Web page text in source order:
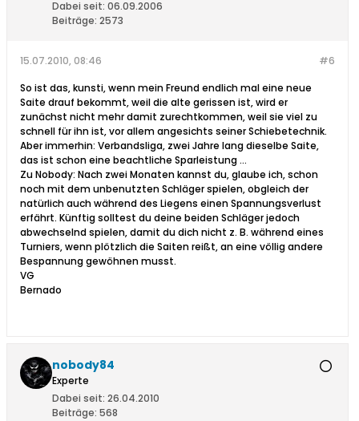
Dabei seit: 06.09.2006
Beiträge: 2573
#6
15.07.2010, 08:46
So ist das, kunsti, wenn mein Freund endlich mal eine neue
Saite drauf bekommt, weil die alte gerissen ist, wird er
zunächst nicht mehr damit zurechtkommen, weil sie viel zu
schnell für ihn ist, vor allem angesichts seiner Schiebetechnik.
Aber immerhin: Verbandsliga, zwei Jahre lang dieselbe Saite,
das ist schon eine beachtliche Sparleistung ...
Zu Nobody: Nach zwei Monaten kannst du, glaube ich, schon
noch mit dem unbenutzten Schläger spielen, obgleich der
natürlich auch während des Liegens einen Spannungsverlust
erfährt. Künftig solltest du deine beiden Schläger jedoch
abwechselnd spielen, damit du dich nicht z. B. während eines
Turniers, wenn plötzlich die Saiten reißt, an eine völlig andere
Bespannung gewöhnen musst.
VG
Bernado
nobody84
Experte
Dabei seit: 26.04.2010
Beiträge: 568